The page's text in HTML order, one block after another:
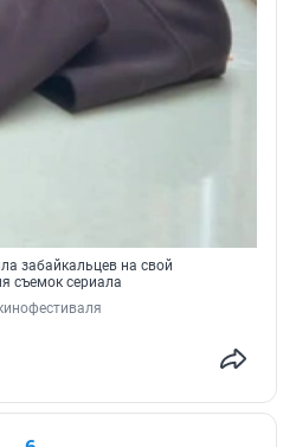
забайкальцев на свой
съемок сериала